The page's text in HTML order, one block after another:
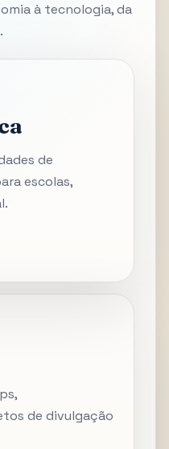
à tecnologia, da
de
escolas,
de divulgação